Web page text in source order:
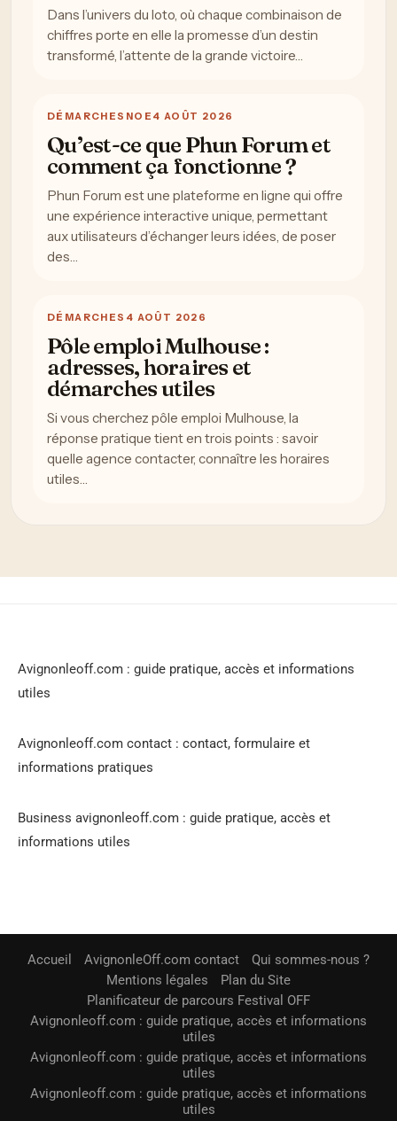
Dans l’univers du loto, où chaque combinaison de
chiffres porte en elle la promesse d’un destin
transformé, l’attente de la grande victoire…
DÉMARCHES NOE 4 AOÛT 2026
Qu’est-ce que Phun Forum et
comment ça fonctionne ?
Phun Forum est une plateforme en ligne qui offre
une expérience interactive unique, permettant
aux utilisateurs d’échanger leurs idées, de poser
des…
DÉMARCHES 4 AOÛT 2026
Pôle emploi Mulhouse :
adresses, horaires et
démarches utiles
Si vous cherchez pôle emploi Mulhouse, la
réponse pratique tient en trois points : savoir
quelle agence contacter, connaître les horaires
utiles…
Avignonleoff.com : guide pratique, accès et informations
utiles
Avignonleoff.com contact : contact, formulaire et
informations pratiques
Business avignonleoff.com : guide pratique, accès et
informations utiles
Accueil AvignonleOff.com contact
Qui sommes-nous ?
Mentions légales
Plan du Site
Planificateur de parcours Festival OFF
Avignonleoff.com : guide pratique, accès et informations
utiles
Avignonleoff.com : guide pratique, accès et informations
utiles
Avignonleoff.com : guide pratique, accès et informations
utiles